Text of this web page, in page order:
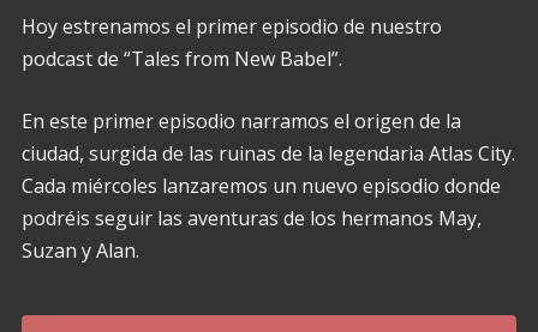
Hoy estrenamos el primer episodio de nuestro
podcast de “Tales from New Babel”.
En este primer episodio narramos el origen de la
ciudad, surgida de las ruinas de la legendaria Atlas City.
Cada miércoles lanzaremos un nuevo episodio donde
podréis seguir las aventuras de los hermanos May,
Suzan y Alan.